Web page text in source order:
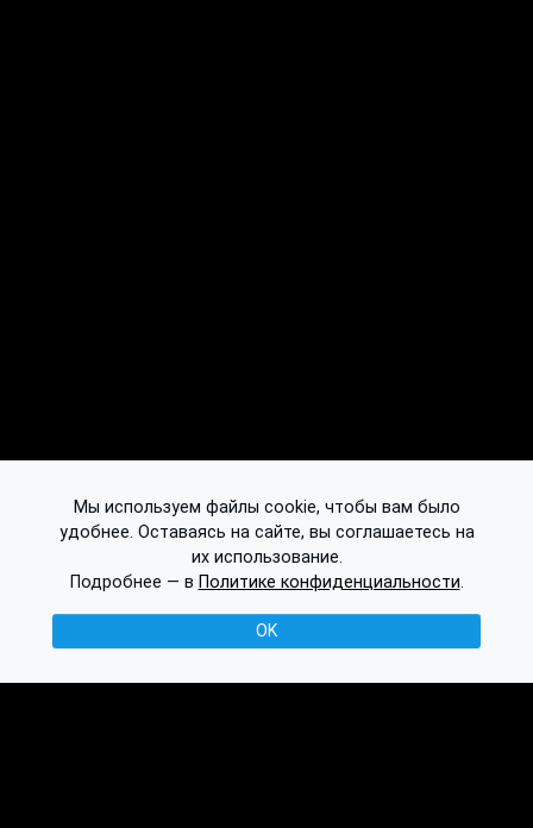
Мы используем файлы cookie, чтобы вам было
удобнее. Оставаясь на сайте, вы соглашаетесь на
их использование.
Подробнее — в Политике конфиденциальности.
OK